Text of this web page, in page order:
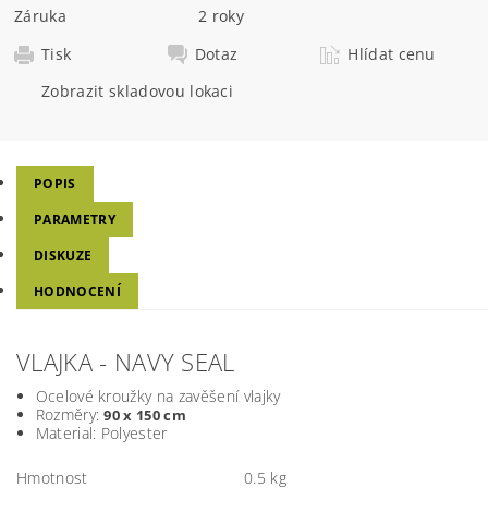
Záruka
2 roky
Tisk
Dotaz
Hlídat cenu
Zobrazit skladovou lokaci
POPIS
PARAMETRY
DISKUZE
HODNOCENÍ
VLAJKA - NAVY SEAL
Ocelové kroužky na zavěšení vlajky
Rozměry:90 x 150 cm
Material: Polyester
Hmotnost 0.5 kg